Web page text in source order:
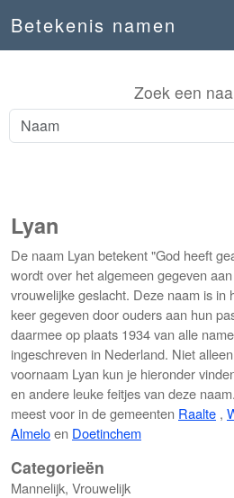
Betekenis namen
Zoek een
Lyan
De naam Lyan betekent "God heeft
wordt over het algemeen gegeven
vrouwelijke geslacht. Deze naam is in
keer gegeven door ouders aan hun
daarmee op plaats 1934 van alle
ingeschreven in Nederland. Niet
voornaam Lyan kun je hieronder
en andere leuke feitjes van deze
meest voor in de gemeenten Raalte ,
Almeloen Doetinchem
Categorieën
Mannelijk, Vrouwelijk